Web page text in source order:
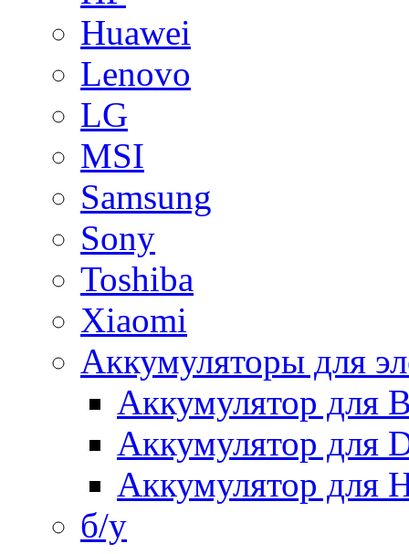
Huawei
Lenovo
LG
MSI
Samsung
Sony
Toshiba
Xiaomi
Аккумуляторы для
Аккумулятор для
Аккумулятор для
Аккумулятор для
б/у